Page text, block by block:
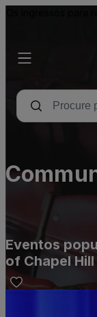
Chapel
Eventos
of Chapel